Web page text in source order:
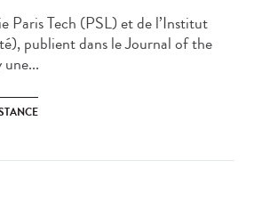
Paris Tech (PSL) et de l’Institut
publient dans le Journal of the